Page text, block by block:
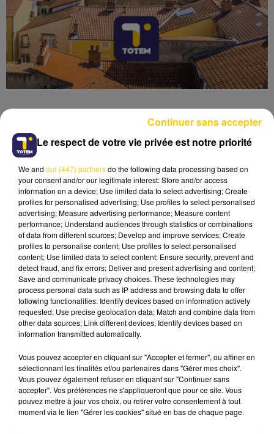
27 juin 2026 - 4 min 50 sec
L'INFO DU PUY-DE-DÔME DU 27/06/26
À 08H29
Ecoutez sur Totem l'information dans le Cantal,
le pays de Brioude et Issoire avec les reportages
de nos journalistes sur le terrain.
Le respect de votre vie privée est notre priorité
We and our (447) partnersdo the following data processing based on
your consent and/or our legitimate interest: Store and/or access
information on a device; Use limited data to select advertising; Create
profiles for personalised advertising; Use profiles to select personalised
advertising; Measure advertising performance; Measure content
performance; Understand audiences through statistics or combinations
of data from different sources; Develop and improve services; Create
profiles to personalise content; Use profiles to select personalised
content; Use limited data to select content; Ensure security, prevent and
detect fraud, and fix errors; Deliver and present advertising and content;
Save and communicate privacy choices. These technologies may
process personal data such as IP address and browsing data to offer
following functionalities: Identify devices based on information actively
requested; Use precise geolocation data; Match and combine data from
other data sources; Link different devices; Identify devices based on
information transmitted automatically.
Vous pouvez accepter en cliquant sur "Accepter et fermer", ou affiner en
sélectionnant les finalités et/ou partenaires dans "Gérer mes choix".
Vous pouvez également refuser en cliquant sur "Continuer sans
accepter". Vos préférences ne s'appliqueront que pour ce site. Vous
pouvez mettre à jour vos choix, ou retirer votre consentement à tout
moment via le lien "Gérer les cookies" situé en bas de chaque page.
Continuer sans accepter